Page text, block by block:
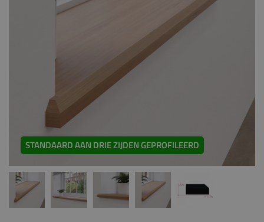
STANDAARD AAN DRIE ZIJDEN GEPROFILEERD